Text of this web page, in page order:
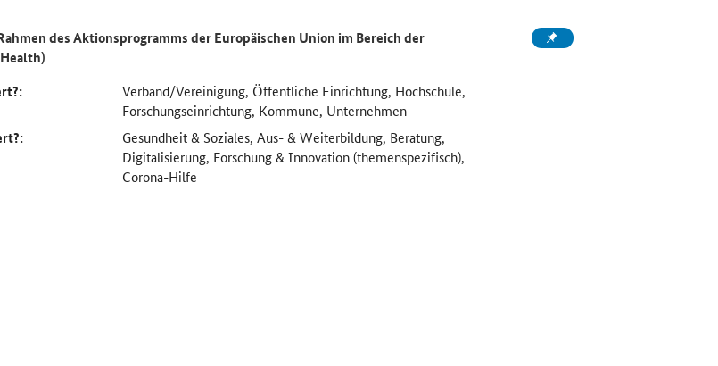
des Aktionsprogramms der Europäischen Union im Bereich der
Verband/Vereinigung, Öffentliche Einrichtung, Hochschule,
Forschungseinrichtung, Kommune, Unternehmen
Gesundheit & Soziales, Aus- & Weiterbildung, Beratung,
Digitalisierung, Forschung & Innovation (themenspezifisch),
Corona-Hilfe